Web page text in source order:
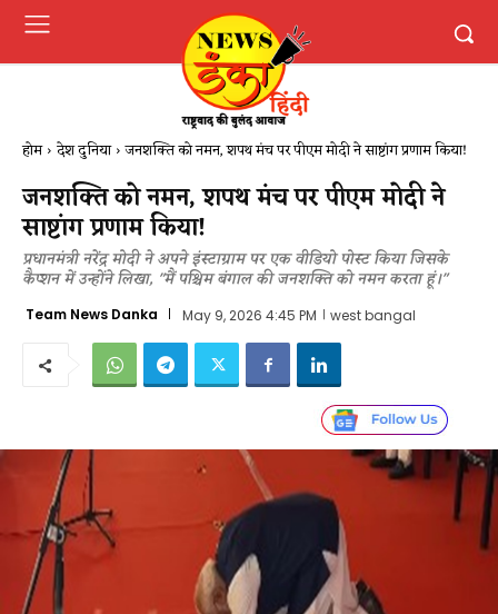
होम देश दुनिया जनशक्ति को नमन, शपथ मंच पर पीएम मोदी ने साष्टांग प्रणाम किया!
जनशक्ति को नमन, शपथ मंच पर पीएम मोदी ने
साष्टांग प्रणाम किया!
प्रधानमंत्री नरेंद्र मोदी ने अपने इंस्टाग्राम पर एक वीडियो पोस्ट किया जिसके
कैप्शन में उन्होंने लिखा, "मैं पश्चिम बंगाल की जनशक्ति को नमन करता हूं।"
Team News Danka May 9, 2026 4:45 PM west bangal